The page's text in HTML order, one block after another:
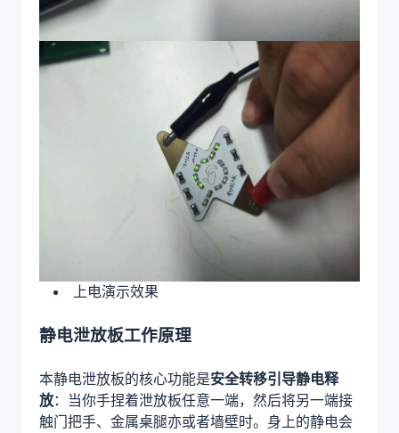
上电演示效果
静电泄放板工作原理
本静电泄放板的核心功能是安全转移引导静电释
放：当你手捏着泄放板任意一端，然后将另一端接
触门把手、金属桌腿亦或者墙壁时。身上的静电会